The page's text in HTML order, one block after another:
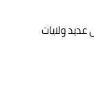
ولايات